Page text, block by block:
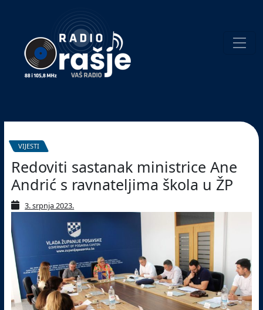
website!
VIJESTI
Redoviti sastanak ministrice Ane
Andrić s ravnateljima škola u ŽP
3. srpnja 2023.